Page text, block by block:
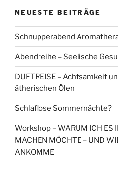
NEUESTE BEITRÄGE
Schnupperabend
Abendreihe – Seelische
DUFTREISE – Achtsamkeit
ätherischen Ölen
Schlaflose Sommernächte?
Workshop – WARUM ICH ES
MACHEN MÖCHTE – UND
ANKOMME